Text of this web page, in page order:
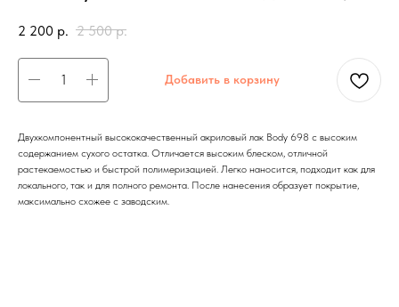
2 200 р. 2 500 р.
Добавить в корзину
Двухкомпонентный высококачественный акриловый лак Body 698 с высоким
содержанием сухого остатка. Отличается высоким блеском, отличной
растекаемостью и быстрой полимеризацией. Легко наносится, подходит как для
локального, так и для полного ремонта. После нанесения образует покрытие,
максимально схожее с заводским.